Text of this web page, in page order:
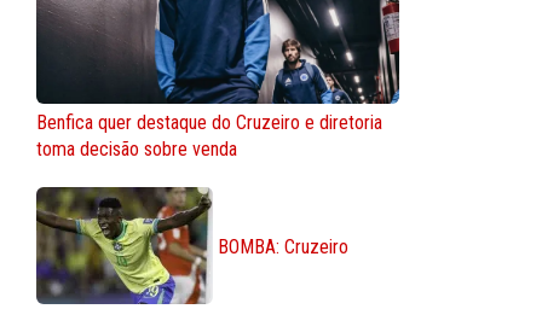
Benfica quer destaque do Cruzeiro e diretoria
toma decisão sobre venda
BOMBA: Cruzeiro